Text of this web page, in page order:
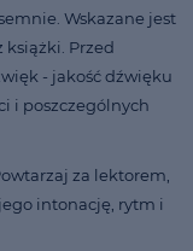
Wskazane jest
książki. Przed
- jakość dźwięku
i poszczególnych
za lektorem,
intonację, rytm i